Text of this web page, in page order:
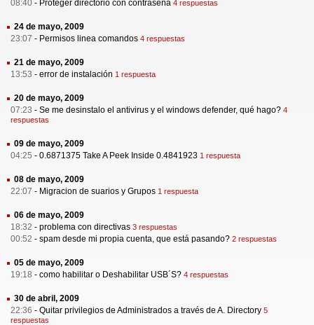
08:40 - Proteger directorio con contraseña 4 respuestas
24 de mayo, 2009
23:07 - Permisos linea comandos 4 respuestas
21 de mayo, 2009
13:53 - error de instalación 1 respuesta
20 de mayo, 2009
07:23 - Se me desinstalo el antivirus y el windows defender, qué hago? 4
respuestas
09 de mayo, 2009
04:25 - 0.6871375 Take A Peek Inside 0.4841923 1 respuesta
08 de mayo, 2009
22:07 - Migracion de suarios y Grupos 1 respuesta
06 de mayo, 2009
18:32 - problema con directivas 3 respuestas
00:52 - spam desde mi propia cuenta, que está pasando? 2 respuestas
05 de mayo, 2009
19:18 - como habilitar o Deshabilitar USB´S? 4 respuestas
30 de abril, 2009
22:36 - Quitar privilegios de Administrados a través de A. Directory 5
respuestas